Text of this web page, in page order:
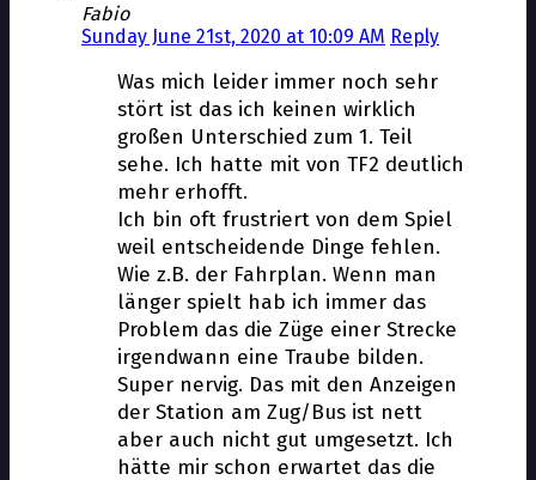
Fabio
Sunday June 21st, 2020 at 10:09 AM Reply
Was mich leider immer noch sehr
stört ist das ich keinen wirklich
großen Unterschied zum 1. Teil
sehe. Ich hatte mit von TF2 deutlich
mehr erhofft.
Ich bin oft frustriert von dem Spiel
weil entscheidende Dinge fehlen.
Wie z.B. der Fahrplan. Wenn man
länger spielt hab ich immer das
Problem das die Züge einer Strecke
irgendwann eine Traube bilden.
Super nervig. Das mit den Anzeigen
der Station am Zug/Bus ist nett
aber auch nicht gut umgesetzt. Ich
hätte mir schon erwartet das die